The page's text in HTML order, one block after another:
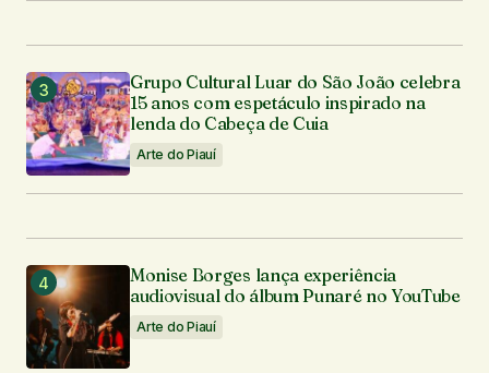
Grupo Cultural Luar do São João celebra
15 anos com espetáculo inspirado na
lenda do Cabeça de Cuia
Arte do Piauí
Monise Borges lança experiência
audiovisual do álbum Punaré no YouTube
Arte do Piauí